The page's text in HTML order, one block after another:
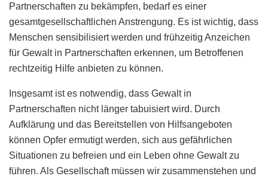
Partnerschaften zu bekämpfen, bedarf es einer
gesamtgesellschaftlichen Anstrengung. Es ist wichtig, dass
Menschen sensibilisiert werden und frühzeitig Anzeichen
für Gewalt in Partnerschaften erkennen, um Betroffenen
rechtzeitig Hilfe anbieten zu können.
Insgesamt ist es notwendig, dass Gewalt in
Partnerschaften nicht länger tabuisiert wird. Durch
Aufklärung und das Bereitstellen von Hilfsangeboten
können Opfer ermutigt werden, sich aus gefährlichen
Situationen zu befreien und ein Leben ohne Gewalt zu
führen. Als Gesellschaft müssen wir zusammenstehen und